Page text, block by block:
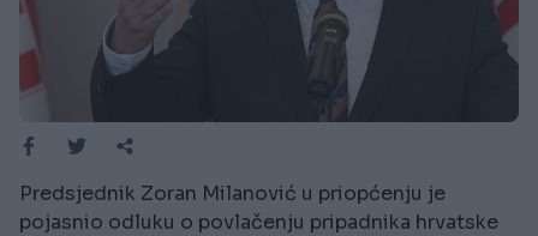
Predsjednik Zoran Milanović u priopćenju je
pojasnio odluku o povlačenju pripadnika hrvatske